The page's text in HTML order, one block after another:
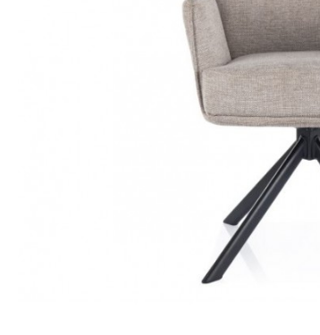
Hugo Brego étkező szék
fekete láb/ sötét szürke 18